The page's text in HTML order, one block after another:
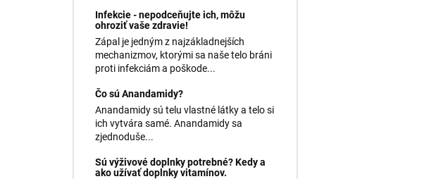
Infekcie - nepodceňujte ich, môžu
ohroziť vaše zdravie!
Zápal je jedným z najzákladnejších
mechanizmov, ktorými sa naše telo bráni
proti infekciám a poškode...
Čo sú Anandamidy?
Anandamidy sú telu vlastné látky a telo si
ich vytvára samé. Anandamidy sa
zjednoduše...
Sú výživové doplnky potrebné? Kedy a
ako užívať doplnky vitamínov.